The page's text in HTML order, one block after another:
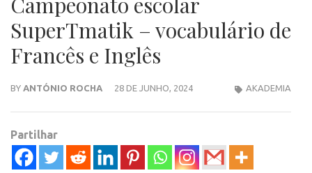
SuperTmatik – vocabulário de
Francês e Inglês
BY ANTÓNIO ROCHA 28 DE JUNHO, 2024 AKADEMIA
Partilhar